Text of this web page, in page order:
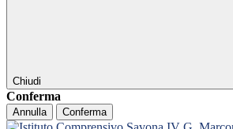
Chiudi
Conferma
Annulla Conferma